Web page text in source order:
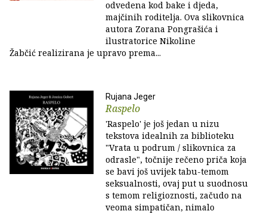
odvedena kod bake i djeda,
majčinih roditelja. Ova slikovnica
autora Zorana Pongrašića i
ilustratorice Nikoline
Žabčić realizirana je upravo prema...
Rujana Jeger
Raspelo
'Raspelo' je još jedan u nizu
tekstova idealnih za biblioteku
"Vrata u podrum / slikovnica za
odrasle", točnije rečeno priča koja
se bavi još uvijek tabu-temom
seksualnosti, ovaj put u suodnosu
s temom religioznosti, začudo na
veoma simpatičan, nimalo